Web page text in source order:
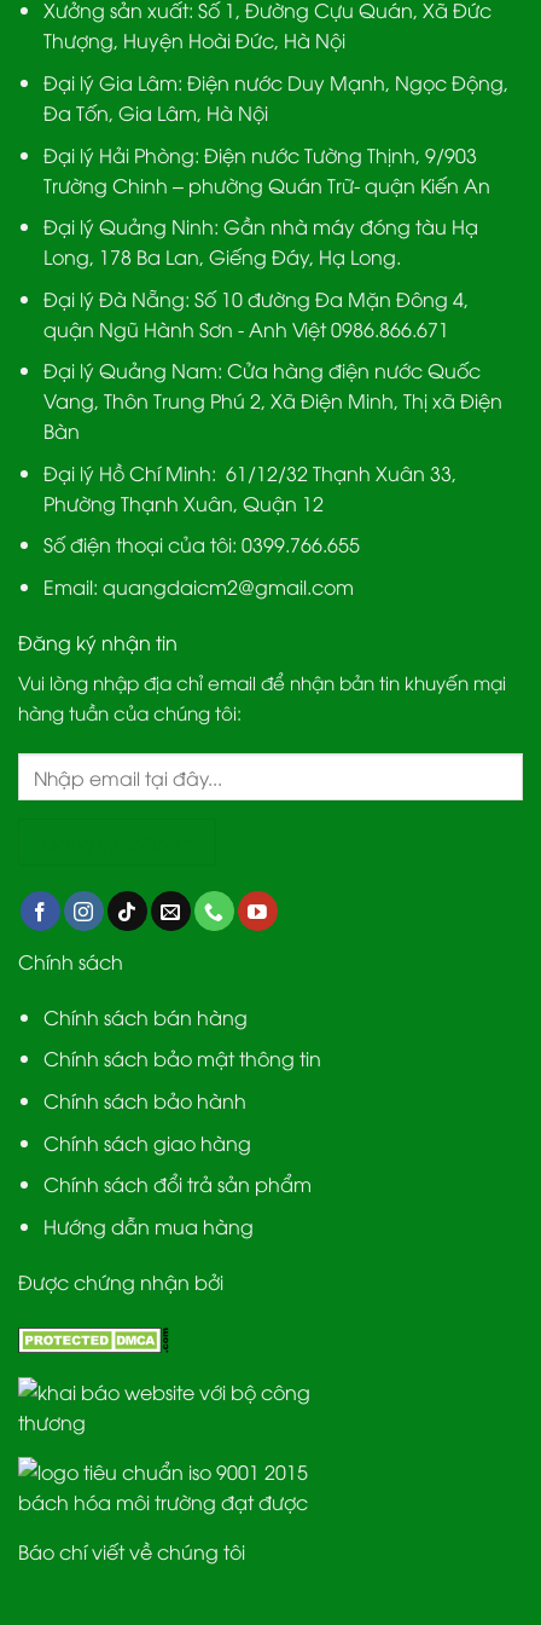
Xưởng sản xuất: Số 1, Đường Cựu Quán, Xã Đức
Thượng, Huyện Hoài Đức, Hà Nội
Đại lý Gia Lâm: Điện nước Duy Mạnh, Ngọc Động,
Đa Tốn, Gia Lâm, Hà Nội
Đại lý Hải Phòng: Điện nước Tường Thịnh, 9/903
Trường Chinh – phường Quán Trữ- quận Kiến An
Đại lý Quảng Ninh: Gần nhà máy đóng tàu Hạ
Long, 178 Ba Lan, Giếng Đáy, Hạ Long.
Đại lý Đà Nẵng: Số 10 đường Đa Mặn Đông 4,
quận Ngũ Hành Sơn - Anh Việt 0986.866.671
Đại lý Quảng Nam: Cửa hàng điện nước Quốc
Vang, Thôn Trung Phú 2, Xã Điện Minh, Thị xã Điện
Bàn
Đại lý Hồ Chí Minh: 61/12/32 Thạnh Xuân 33,
Phường Thạnh Xuân, Quận 12
Số điện thoại của tôi: 0399.766.655
Email: quangdaicm2@gmail.com
Đăng ký nhận tin
Vui lòng nhập địa chỉ email để nhận bản tin khuyến mại
hàng tuần của chúng tôi:
Chính sách
Chính sách bán hàng
Chính sách bảo mật thông tin
Chính sách bảo hành
Chính sách giao hàng
Chính sách đổi trả sản phẩm
Hướng dẫn mua hàng
Được chứng nhận bởi
Báo chí viết về chúng tôi